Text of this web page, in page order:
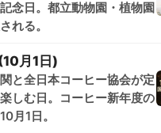
念日。都立動物園・植物園
れる。
月1日)
と全日本コーヒー協会が定
しむ日。コーヒー新年度の
月1日。